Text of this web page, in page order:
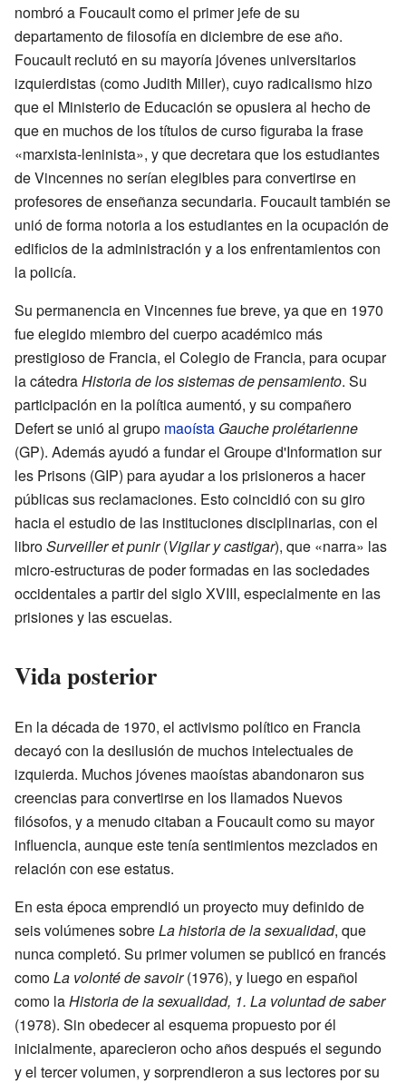
nombró a Foucault como el primer jefe de su
departamento de filosofía en diciembre de ese año.
Foucault reclutó en su mayoría jóvenes universitarios
izquierdistas (como Judith Miller), cuyo radicalismo hizo
que el Ministerio de Educación se opusiera al hecho de
que en muchos de los títulos de curso figuraba la frase
«marxista-leninista», y que decretara que los estudiantes
de Vincennes no serían elegibles para convertirse en
profesores de enseñanza secundaria. Foucault también se
unió de forma notoria a los estudiantes en la ocupación de
edificios de la administración y a los enfrentamientos con
la policía.
Su permanencia en Vincennes fue breve, ya que en 1970
fue elegido miembro del cuerpo académico más
prestigioso de Francia, el Colegio de Francia, para ocupar
la cátedraHistoria de los sistemas de pensamiento. Su
participación en la política aumentó, y su compañero
Defert se unió al grupo maoísta Gauche prolétarienne
(GP). Además ayudó a fundar el Groupe d'Information sur
les Prisons (GIP) para ayudar a los prisioneros a hacer
públicas sus reclamaciones. Esto coincidió con su giro
hacia el estudio de las instituciones disciplinarias, con el
libroSurveiller et punir(Vigilar y castigar), que «narra» las
micro-estructuras de poder formadas en las sociedades
occidentales a partir del siglo XVIII, especialmente en las
prisiones y las escuelas.
Vida posterior
En la década de 1970, el activismo político en Francia
decayó con la desilusión de muchos intelectuales de
izquierda. Muchos jóvenes maoístas abandonaron sus
creencias para convertirse en los llamados Nuevos
filósofos, y a menudo citaban a Foucault como su mayor
influencia, aunque este tenía sentimientos mezclados en
relación con ese estatus.
En esta época emprendió un proyecto muy definido de
seis volúmenes sobreLa historia de la sexualidad, que
nunca completó. Su primer volumen se publicó en francés
comoLa volonté de savoir(1976), y luego en español
como laHistoria de la sexualidad, 1. La voluntad de saber
(1978). Sin obedecer al esquema propuesto por él
inicialmente, aparecieron ocho años después el segundo
y el tercer volumen, y sorprendieron a sus lectores por su